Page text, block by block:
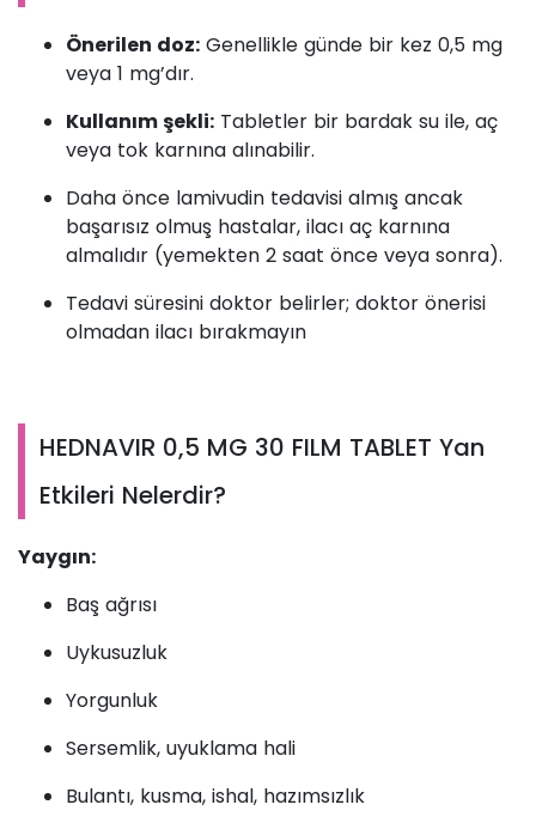
Önerilen doz: Genellikle günde bir kez 0,5 mg
veya 1 mg’dır.
Kullanım şekli: Tabletler bir bardak su ile, aç
veya tok karnına alınabilir.
Daha önce lamivudin tedavisi almış ancak
başarısız olmuş hastalar, ilacı aç karnına
almalıdır (yemekten 2 saat önce veya sonra).
Tedavi süresini doktor belirler; doktor önerisi
olmadan ilacı bırakmayın
HEDNAVIR 0,5 MG 30 FILM TABLET Yan
Etkileri Nelerdir?
Yaygın:
Baş ağrısı
Uykusuzluk
Yorgunluk
Sersemlik, uyuklama hali
Bulantı, kusma, ishal, hazımsızlık